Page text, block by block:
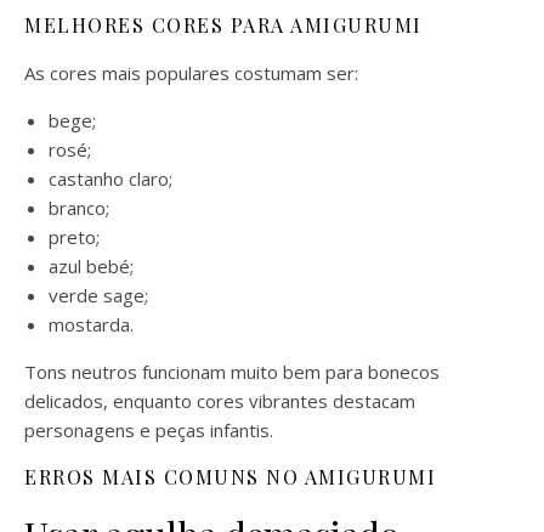
MELHORES CORES PARA AMIGURUMI
As cores mais populares costumam ser:
bege;
rosé;
castanho claro;
branco;
preto;
azul bebé;
verde sage;
mostarda.
Tons neutros funcionam muito bem para bonecos
delicados, enquanto cores vibrantes destacam
personagens e peças infantis.
ERROS MAIS COMUNS NO AMIGURUMI